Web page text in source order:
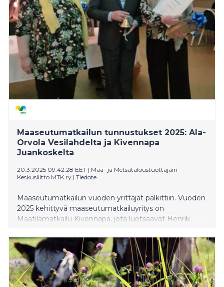
Maaseutumatkailun tunnustukset 2025: Ala-
Orvola Vesilahdelta ja Kivennapa
Juankoskelta
20.3.2025 09:42:28 EET | Maa- ja Metsätaloustuottajain
Keskusliitto MTK ry | Tiedote
Maaseutumatkailun vuoden yrittäjät palkittiin. Vuoden
2025 kehittyvä maaseutumatkailuyritys on
Maatilamatkailu Kivennapa, jota luotsaavat Henrik
Kuopiossa. Maaseutumatkailun Kellokas 2025 -
tunnustuksen sai Maatilamatkailu Ala-Orvola, jonka
matkailutoiminnasta vastaavat Raija ja Markku Ala-
Orvola Vesilahdelta. Palkinnot jaettiin
Lappeenrannassa 19.3. valtakunnallisessa